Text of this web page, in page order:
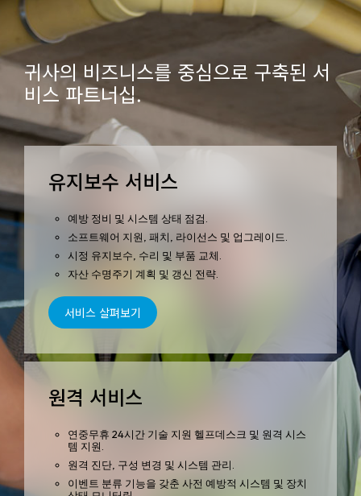
귀사의 비즈니스를 중심으로 구축된 서
비스 파트너십.
유지보수 서비스
예방 정비 및 시스템 상태 점검.
소프트웨어 지원, 패치, 라이선스 및 업그레이드.
시정 유지보수, 수리 및 부품 교체.
자산 수명주기 계획 및 갱신 전략.
서비스 살펴보기
원격 서비스
연중무휴 24시간 기술 지원 헬프데스크 및 원격 시스
템 지원.
원격 진단, 구성 변경 및 시스템 관리.
이벤트 분류 기능을 갖춘 사전 예방적 시스템 및 장치